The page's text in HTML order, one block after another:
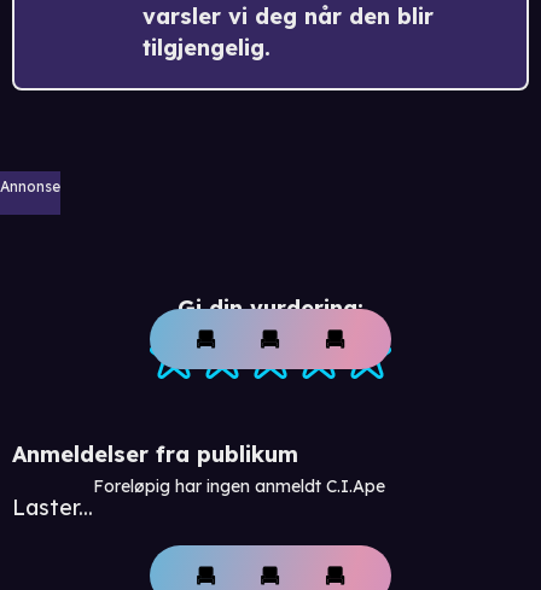
varsler vi deg når den blir
tilgjengelig.
Annonse
Gi din vurdering:
Anmeldelser fra publikum
Laster...
Foreløpig har ingen anmeldt C.I.Ape